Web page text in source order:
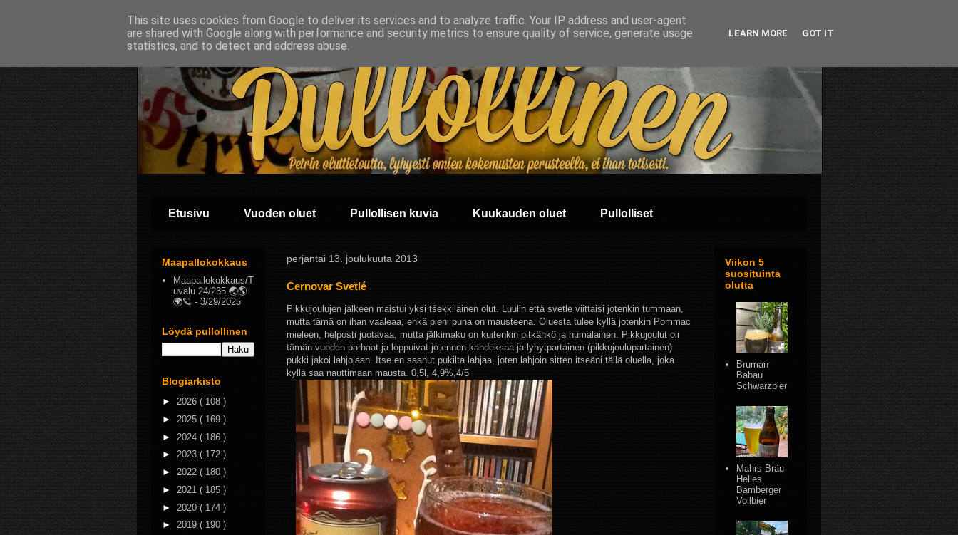
Etusivu Vuoden oluet Pullollisen kuvia Kuukauden oluet Pullolliset
perjantai 13. joulukuuta 2013
Cernovar Svetlé
Pikkujoulujen jälkeen maistui yksi tšekkiläinen olut. Luulin että svetle viittaisi jotenkin tummaan,
mutta tämä on ihan vaaleaa, ehkä pieni puna on mausteena. Oluesta tulee kyllä jotenkin Pommac
mieleen, helposti juotavaa, mutta jälkimaku on kuitenkin pitkähkö ja humalainen. Pikkujoulut oli
tämän vuoden parhaat ja loppuivat jo ennen kahdeksaa ja lyhytpartainen (pikkujoulupartainen)
pukki jakoi lahjojaan. Itse en saanut pukilta lahjaa, joten lahjoin sitten itseäni tällä oluella, joka
kyllä saa nauttimaan mausta. 0,5l, 4,9%,4/5
Maapallokokkaus
Maapallokokkaus/T
uvalu 24/235 🌏🌎
🌍🪐 - 3/29/2025
Löydä pullollinen
Blogiarkisto
► 2026 ( 108 )
► 2025 ( 169 )
► 2024 ( 186 )
► 2023 ( 172 )
► 2022 ( 180 )
► 2021 ( 185 )
► 2020 ( 174 )
► 2019 ( 190 )
Viikon 5
suosituinta
olutta
Bruman
Babau
Schwarzbier
Mahrs Bräu
Helles
Bamberger
Vollbier
This site uses cookies from Google to deliver its services and to analyze traffic. Your IP address and user-agent
are shared with Google along with performance and security metrics to ensure quality of service, generate usage
statistics, and to detect and address abuse.
LEARN MORE GOT IT